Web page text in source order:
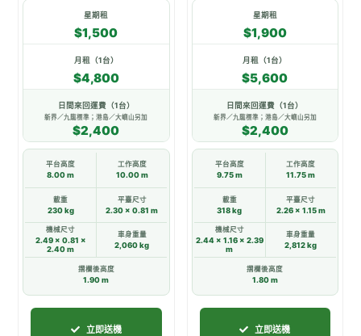
星期租
$1,500
月租（1台）
$4,800
日間來回運費（1台）
新界／九龍標準；港島／大嶼山另加
$2,400
平台高度
8.00 m
工作高度
10.00 m
載重
230 kg
平臺尺寸
2.30 × 0.81 m
機械尺寸
2.49 × 0.81 ×
2.40 m
車身重量
2,060 kg
摺欄後高度
1.90 m
立即送機
有
多
種
款
式。
可
在
產
選
選
項
星期租
$1,900
月租（1台）
$5,600
日間來回運費（1台）
新界／九龍標準；港島／大嶼山另加
$2,400
平台高度
9.75 m
工作高度
11.75 m
載重
318 kg
平臺尺寸
2.26 × 1.15 m
機械尺寸
2.44 × 1.16 × 2.39
m
車身重量
2,812 kg
摺欄後高度
1.80 m
立即送機
有
多
種
款
式。
可
在
產
選
項